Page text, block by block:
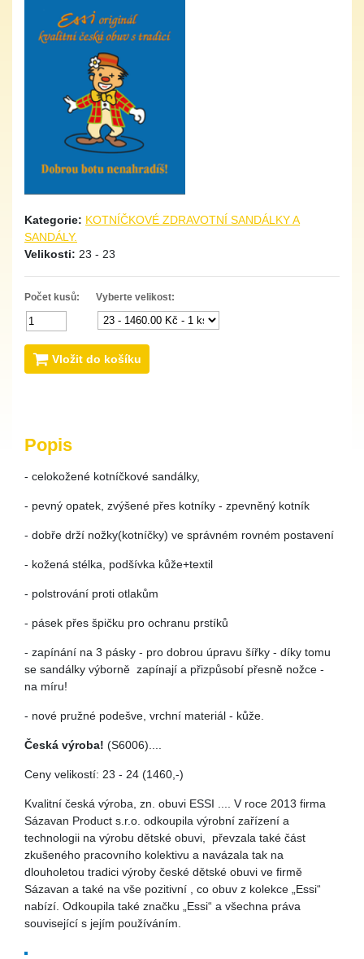
Kategorie: KOTNÍČKOVÉ ZDRAVOTNÍ SANDÁLKY A
SANDÁLY.
Velikosti: 23 - 23
Počet kusů: Vyberte velikost:
Vložit do košíku
Popis
- celokožené kotníčkové sandálky,
- pevný opatek, zvýšené přes kotníky - zpevněný kotník
- dobře drží nožky(kotníčky) ve správném rovném postavení
- kožená stélka, podšívka kůže+textil
- polstrování proti otlakům
- pásek přes špičku pro ochranu prstíků
- zapínání na 3 pásky - pro dobrou úpravu šířky - díky tomu
se sandálky výborně zapínají a přizpůsobí přesně nožce -
na míru!
- nové pružné podešve, vrchní materiál - kůže.
Česká výroba! (S6006)....
Ceny velikostí: 23 - 24 (1460,-)
Kvalitní česká výroba, zn. obuvi ESSI .... V roce 2013 firma
Sázavan Product s.r.o. odkoupila výrobní zařízení a
technologii na výrobu dětské obuvi, převzala také část
zkušeného pracovního kolektivu a navázala tak na
dlouholetou tradici výroby české dětské obuvi ve firmě
Sázavan a také na vše pozitivní , co obuv z kolekce „Essi“
nabízí. Odkoupila také značku „Essi“ a všechna práva
související s jejím používáním.